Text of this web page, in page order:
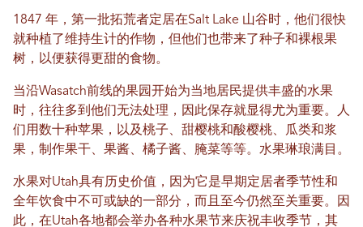
1847 年，第一批拓荒者定居在Salt Lake 山谷时，他们很快
就种植了维持生计的作物，但他们也带来了种子和裸根果
树，以便获得更甜的食物。
当沿Wasatch前线的果园开始为当地居民提供丰盛的水果
时，往往多到他们无法处理，因此保存就显得尤为重要。人
们用数十种苹果，以及桃子、甜樱桃和酸樱桃、瓜类和浆
果，制作果干、果酱、橘子酱、腌菜等等。水果琳琅满目。
水果对Utah具有历史价值，因为它是早期定居者季节性和
全年饮食中不可或缺的一部分，而且至今仍然至关重要。因
此，在Utah各地都会举办各种水果节来庆祝丰收季节，其